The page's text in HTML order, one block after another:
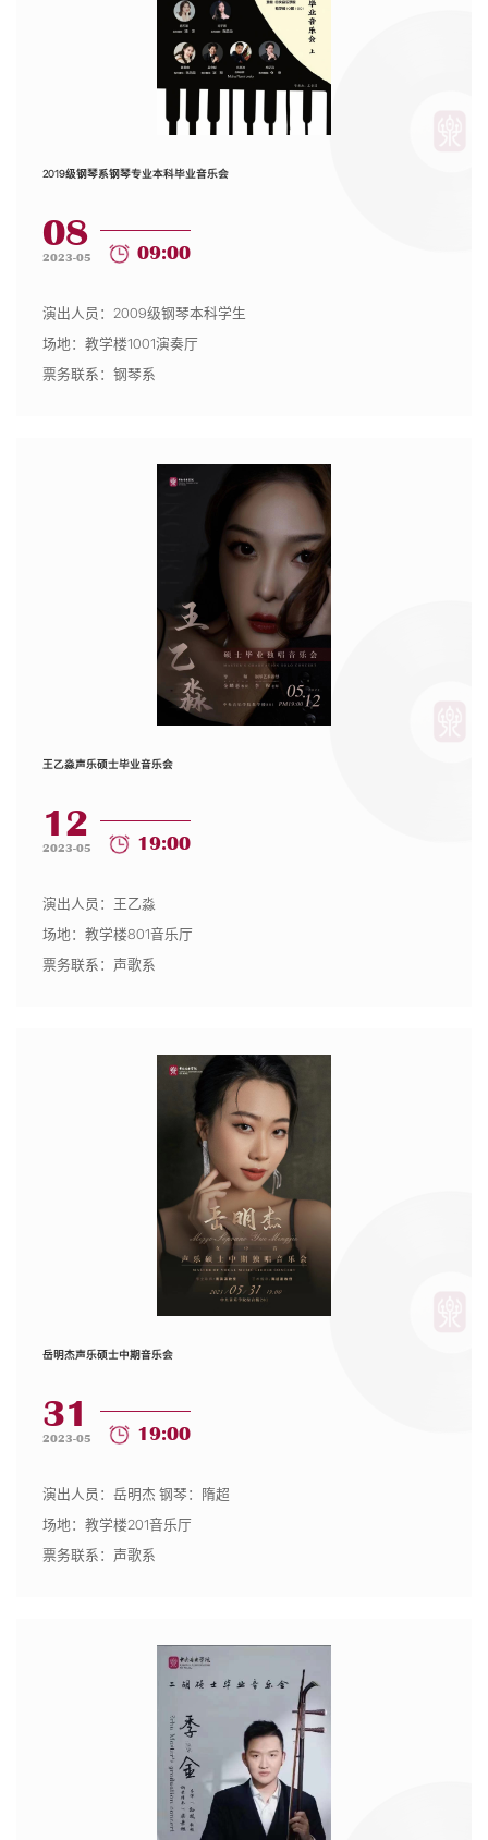
2019级钢琴系钢琴专业本科毕业音乐会
08
2023-05 09:00
演出人员：2009级钢琴本科学生
场地：教学楼1001演奏厅
票务联系：钢琴系
王乙淼声乐硕士毕业音乐会
12
2023-05 19:00
演出人员：王乙淼
场地：教学楼801音乐厅
票务联系：声歌系
岳明杰声乐硕士中期音乐会
31
2023-05 19:00
演出人员：岳明杰 钢琴：隋超
场地：教学楼201音乐厅
票务联系：声歌系